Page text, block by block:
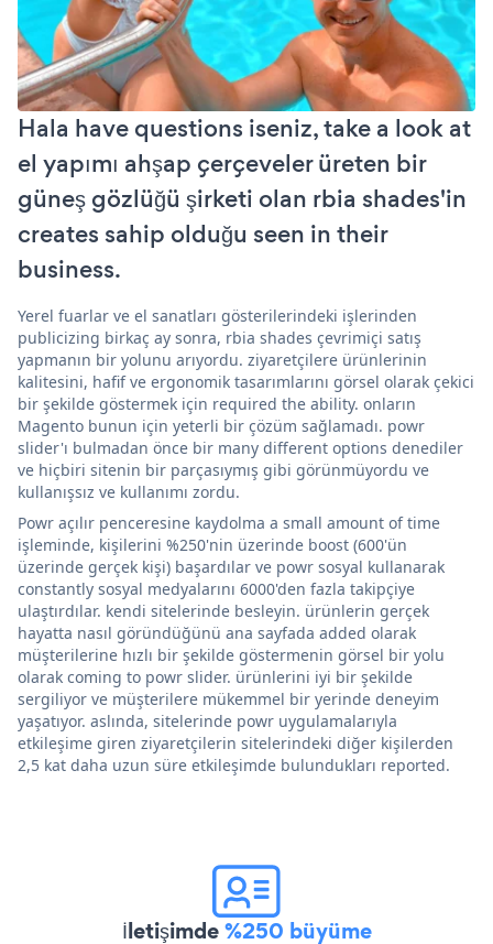
Hala have questions iseniz, take a look at
el yapımı ahşap çerçeveler üreten bir
güneş gözlüğü şirketi olan rbia shades'in
creates sahip olduğu seen in their
business.
Yerel fuarlar ve el sanatları gösterilerindeki işlerinden
publicizing birkaç ay sonra, rbia shades çevrimiçi satış
yapmanın bir yolunu arıyordu. ziyaretçilere ürünlerinin
kalitesini, hafif ve ergonomik tasarımlarını görsel olarak çekici
bir şekilde göstermek için required the ability. onların
Magento bunun için yeterli bir çözüm sağlamadı. powr
slider'ı bulmadan önce bir many different options denediler
ve hiçbiri sitenin bir parçasıymış gibi görünmüyordu ve
kullanışsız ve kullanımı zordu.
Powr açılır penceresine kaydolma a small amount of time
işleminde, kişilerini %250'nin üzerinde boost (600'ün
üzerinde gerçek kişi) başardılar ve powr sosyal kullanarak
constantly sosyal medyalarını 6000'den fazla takipçiye
ulaştırdılar. kendi sitelerinde besleyin. ürünlerin gerçek
hayatta nasıl göründüğünü ana sayfada added olarak
müşterilerine hızlı bir şekilde göstermenin görsel bir yolu
olarak coming to powr slider. ürünlerini iyi bir şekilde
sergiliyor ve müşterilere mükemmel bir yerinde deneyim
yaşatıyor. aslında, sitelerinde powr uygulamalarıyla
etkileşime giren ziyaretçilerin sitelerindeki diğer kişilerden
2,5 kat daha uzun süre etkileşimde bulundukları reported.
İletişimde%250 büyüme